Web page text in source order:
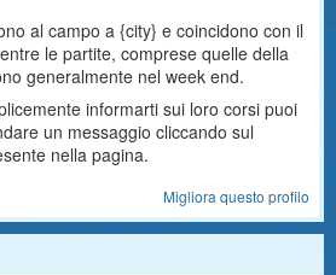
al campo a {city} e coincidono con il
le partite, comprese quelle della
generalmente nel week end.
informarti sui loro corsi puoi
un messaggio cliccando sul
nella pagina.
Migliora questo profilo